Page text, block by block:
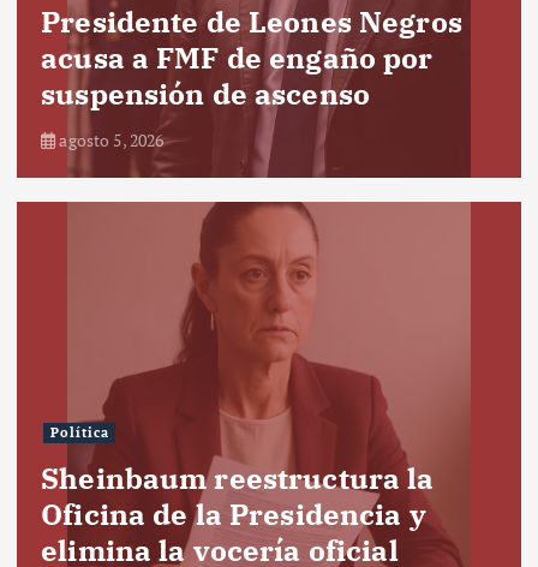
Presidente de Leones Negros
acusa a FMF de engaño por
suspensión de ascenso
agosto 5, 2026
Política
Sheinbaum reestructura la
Oficina de la Presidencia y
elimina la vocería oficial